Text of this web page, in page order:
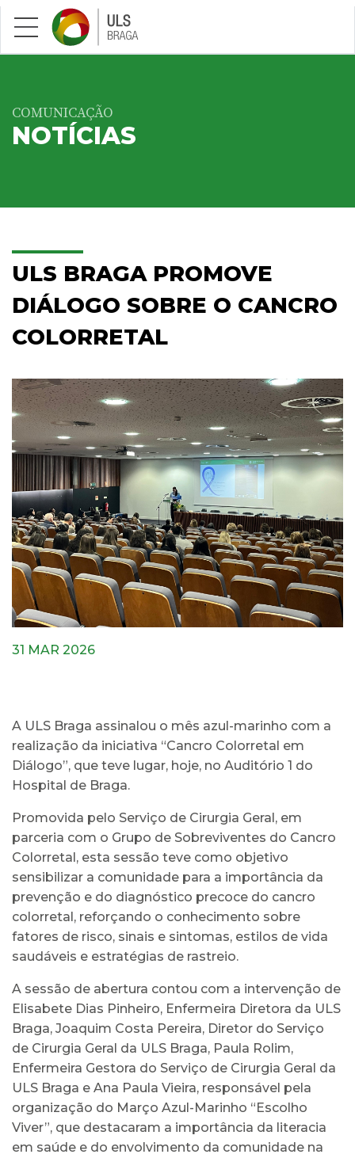
Saltar para conteúdo principal
COMUNICAÇÃO
NOTÍCIAS
ULS BRAGA PROMOVE
DIÁLOGO SOBRE O CANCRO
COLORRETAL
31 MAR 2026
A ULS Braga assinalou o mês azul-marinho com a
realização da iniciativa “Cancro Colorretal em
Diálogo”, que teve lugar, hoje, no Auditório 1 do
Hospital de Braga.
Promovida pelo Serviço de Cirurgia Geral, em
parceria com o Grupo de Sobreviventes do Cancro
Colorretal, esta sessão teve como objetivo
sensibilizar a comunidade para a importância da
prevenção e do diagnóstico precoce do cancro
colorretal, reforçando o conhecimento sobre
fatores de risco, sinais e sintomas, estilos de vida
saudáveis e estratégias de rastreio.
A sessão de abertura contou com a intervenção de
Elisabete Dias Pinheiro, Enfermeira Diretora da ULS
Braga, Joaquim Costa Pereira, Diretor do Serviço
de Cirurgia Geral da ULS Braga, Paula Rolim,
Enfermeira Gestora do Serviço de Cirurgia Geral da
ULS Braga e Ana Paula Vieira, responsável pela
organização do Março Azul-Marinho “Escolho
Viver”, que destacaram a importância da literacia
em saúde e do envolvimento da comunidade na